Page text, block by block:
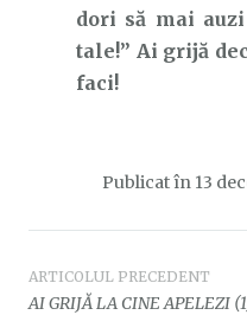
dori să mai
tale!” Ai grijă
faci!
Publicat în 13
Navigare
ARTICOLUL PRECEDENT
AI GRIJĂ LA CINE APELEZI